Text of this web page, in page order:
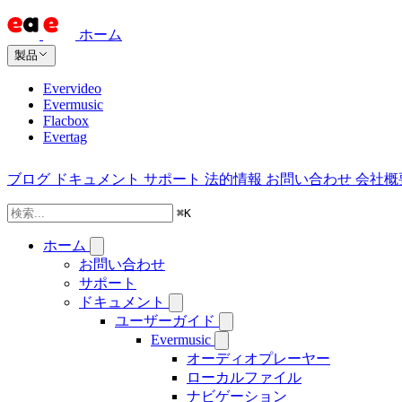
ホーム
製品
Evervideo
Evermusic
Flacbox
Evertag
ブログ ドキュメント サポート 法的情報 お問い合わせ 会社概
⌘K
ホーム
お問い合わせ
サポート
ドキュメント
ユーザーガイド
Evermusic
オーディオプレーヤー
ローカルファイル
ナビゲーション